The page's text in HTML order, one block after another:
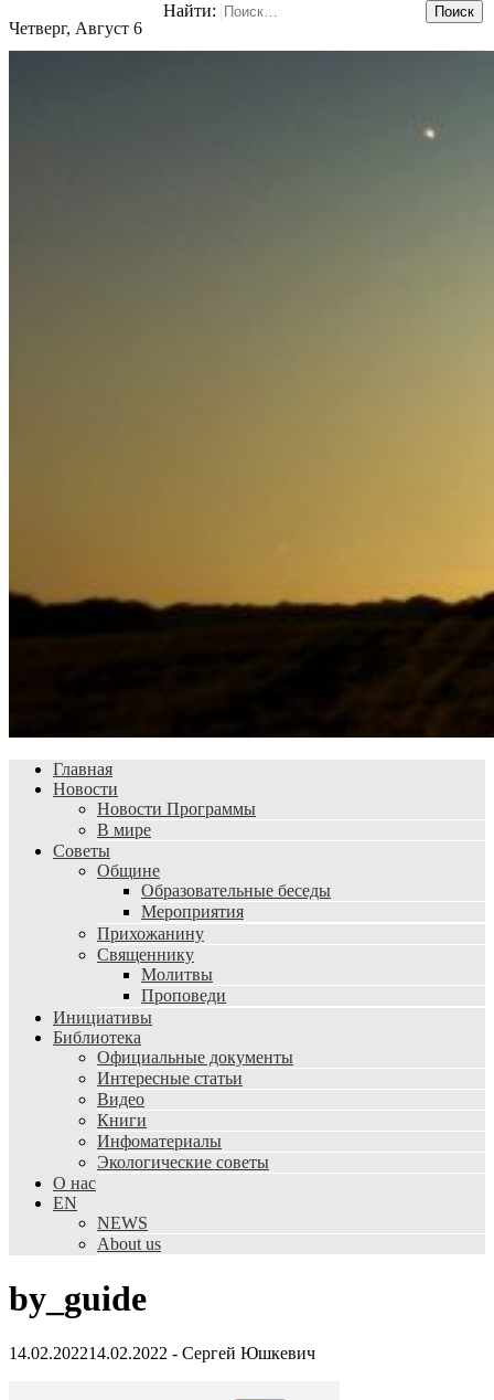
Четверг, Август 6
Найти:
Главная
Новости
Новости Программы
В мире
Советы
Общине
Образовательные беседы
Мероприятия
Прихожанину
Священнику
Молитвы
Проповеди
Инициативы
Библиотека
Официальные документы
Интересные статьи
Видео
Книги
Инфоматериалы
Экологические советы
О нас
EN
NEWS
About us
by_guide
14.02.202214.02.2022 - Сергей Юшкевич